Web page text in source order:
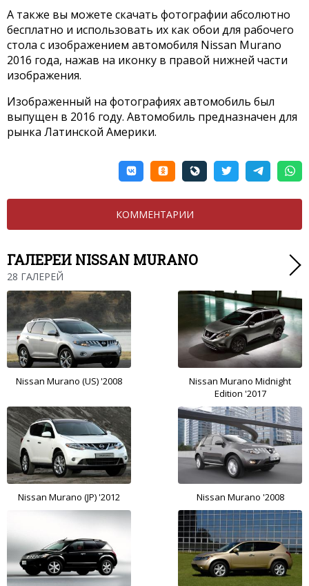
А также вы можете скачать фотографии абсолютно
бесплатно и использовать их как обои для рабочего
стола с изображением автомобиля Nissan Murano
2016 года, нажав на иконку в правой нижней части
изображения.
Изображенный на фотографиях автомобиль был
выпущен в 2016 году. Автомобиль предназначен для
рынка Латинской Америки.
КОММЕНТАРИИ
ГАЛЕРЕИ NISSAN MURANO
28 ГАЛЕРЕЙ
Nissan Murano (US) '2008
Nissan Murano Midnight
Edition '2017
Nissan Murano (JP) '2012 Nissan Murano '2008